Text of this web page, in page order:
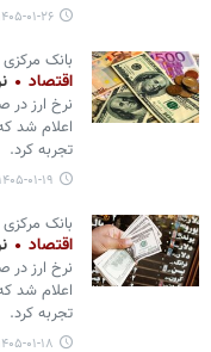
۱۴۰۵-۰۱-۲۶
بانک مرکزی
اقتصاد
اعلام شد
تجربه کرد.
۱۴۰۵-۰۱-۱۹ ۱۸:۵۳
بانک مرکزی
اقتصاد
اعلام شد
تجربه کرد.
۱۴۰۵-۰۱-۱۸